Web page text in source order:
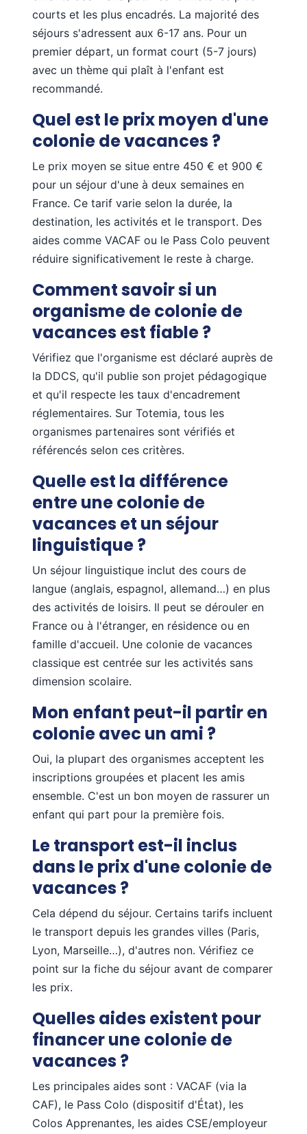
courts et les plus encadrés. La majorité des
séjours s'adressent aux 6-17 ans. Pour un
premier départ, un format court (5-7 jours)
avec un thème qui plaît à l'enfant est
recommandé.
Quel est le prix moyen d'une
colonie de vacances ?
Le prix moyen se situe entre 450 € et 900 €
pour un séjour d'une à deux semaines en
France. Ce tarif varie selon la durée, la
destination, les activités et le transport. Des
aides comme VACAF ou le Pass Colo peuvent
réduire significativement le reste à charge.
Comment savoir si un
organisme de colonie de
vacances est fiable ?
Vérifiez que l'organisme est déclaré auprès de
la DDCS, qu'il publie son projet pédagogique
et qu'il respecte les taux d'encadrement
réglementaires. Sur Totemia, tous les
organismes partenaires sont vérifiés et
référencés selon ces critères.
Quelle est la différence
entre une colonie de
vacances et un séjour
linguistique ?
Un séjour linguistique inclut des cours de
langue (anglais, espagnol, allemand…) en plus
des activités de loisirs. Il peut se dérouler en
France ou à l'étranger, en résidence ou en
famille d'accueil. Une colonie de vacances
classique est centrée sur les activités sans
dimension scolaire.
Mon enfant peut-il partir en
colonie avec un ami ?
Oui, la plupart des organismes acceptent les
inscriptions groupées et placent les amis
ensemble. C'est un bon moyen de rassurer un
enfant qui part pour la première fois.
Le transport est-il inclus
dans le prix d'une colonie de
vacances ?
Cela dépend du séjour. Certains tarifs incluent
le transport depuis les grandes villes (Paris,
Lyon, Marseille…), d'autres non. Vérifiez ce
point sur la fiche du séjour avant de comparer
les prix.
Quelles aides existent pour
financer une colonie de
vacances ?
Les principales aides sont : VACAF (via la
CAF), le Pass Colo (dispositif d'État), les
Colos Apprenantes, les aides CSE/employeur